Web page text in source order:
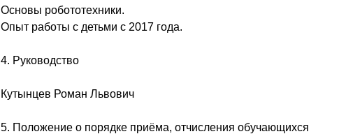
Основы робототехники.
Опыт работы с детьми с 2017 года.
4. Руководство
Кутынцев Роман Львович
5. Положение о порядке приёма, отчисления обучающихся